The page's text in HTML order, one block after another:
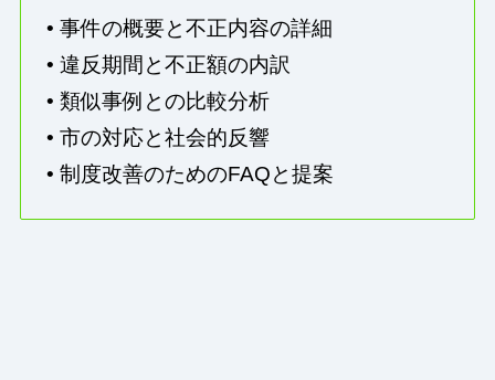
• 事件の概要と不正内容の詳細
• 違反期間と不正額の内訳
• 類似事例との比較分析
• 市の対応と社会的反響
• 制度改善のためのFAQと提案